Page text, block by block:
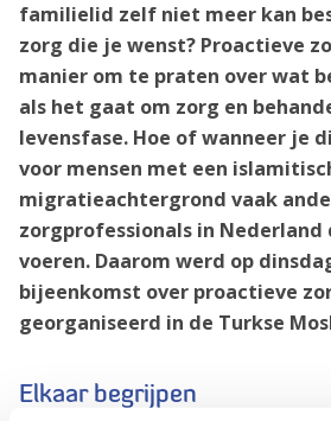
familielid zelf niet meer kan
zorg die je wenst? Proactieve
manier om te praten over wat
als het gaat om zorg en
levensfase. Hoe of wanneer je
voor mensen met een
migratieachtergrond vaak
zorgprofessionals in
voeren. Daarom werd op
bijeenkomst over proactieve
georganiseerd in de Turkse
Elkaar begrijpen